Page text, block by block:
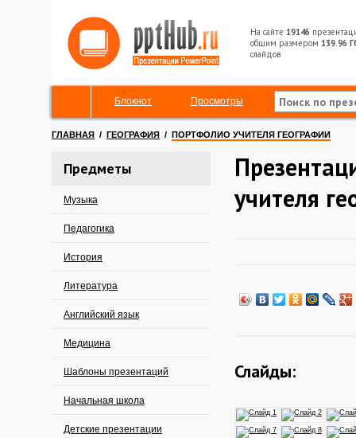
На сайте 19146
общим размером 139.96
слайдов
Блокнот Просмотры
ГЛАВНАЯ / ГЕОГРАФИЯ / ПОРТФОЛИО УЧИТЕЛЯ ГЕОГРАФИИ
Предметы
Музыка
Педагогика
История
Литература
Английский язык
Медицина
Шаблоны презентаций
Начальная школа
Детские презентации
учителя
Слайды: